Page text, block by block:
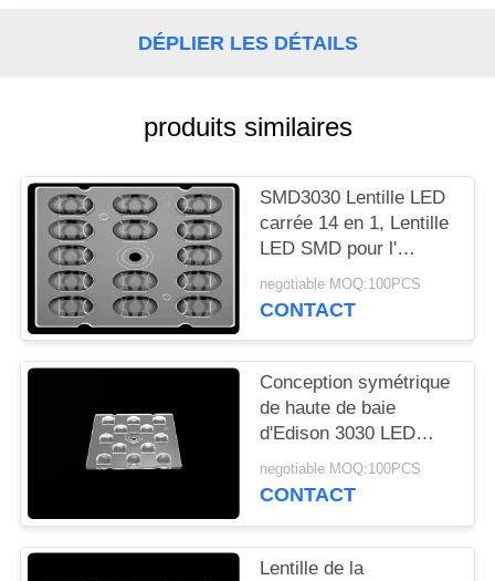
AFFAIRES
DEMANDEZ
DEVIS
POLITIQUE
DÉPLIER LES DÉTAILS
produits similaires
SMD3030 Lentille LED
carrée 14 en 1, Lentille
LED SMD pour l'
éclairage de rue
negotiable MOQ:100PCS
CONTACT
Conception symétrique
de haute de baie
d'Edison 3030 LED
lentille d'appareils
d'éclairage pour
negotiable MOQ:100PCS
CONTACT
Lentille de la